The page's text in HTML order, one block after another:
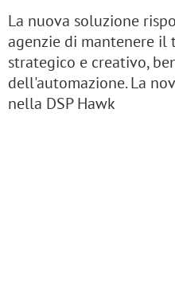
La nuova soluzione
agenzie di mantenere
strategico e creativo,
dell'automazione. La
nella DSP Hawk